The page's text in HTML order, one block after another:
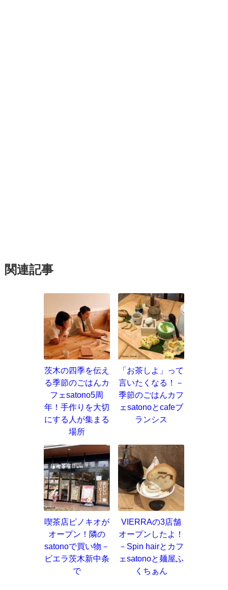
関連記事
茨木の四季を伝え
る季節のごはんカ
フェsatono5周
年！手作りを大切
にする人が集まる
場所
「お茶しよ」って
言いたくなる！－
季節のごはんカフ
ェsatonoとcafeブ
ランシス
喫茶店ピノキオが
オープン！隣の
satonoで買い物－
ビエラ茨木新中条
で
VIERRAの3店舗
オープンしたよ！
－Spin hairとカフ
ェsatonoと麺屋ふ
くちぁん